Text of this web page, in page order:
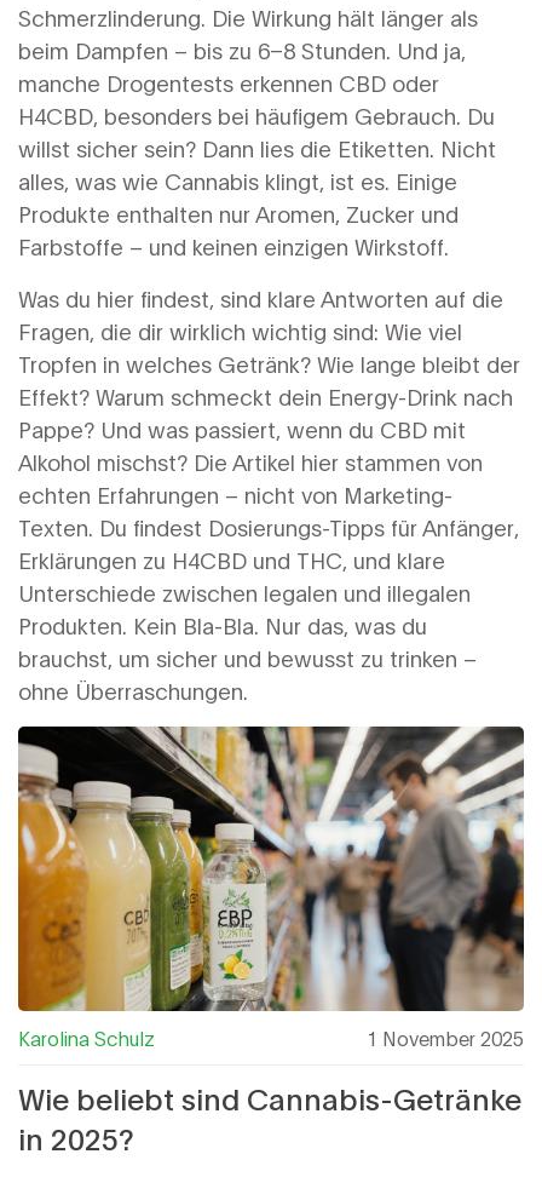
Schmerzlinderung. Die Wirkung hält länger als
beim Dampfen – bis zu 6–8 Stunden. Und ja,
manche Drogentests erkennen CBD oder
H4CBD, besonders bei häufigem Gebrauch. Du
willst sicher sein? Dann lies die Etiketten. Nicht
alles, was wie Cannabis klingt, ist es. Einige
Produkte enthalten nur Aromen, Zucker und
Farbstoffe – und keinen einzigen Wirkstoff.
Was du hier findest, sind klare Antworten auf die
Fragen, die dir wirklich wichtig sind: Wie viel
Tropfen in welches Getränk? Wie lange bleibt der
Effekt? Warum schmeckt dein Energy-Drink nach
Pappe? Und was passiert, wenn du CBD mit
Alkohol mischst? Die Artikel hier stammen von
echten Erfahrungen – nicht von Marketing-
Texten. Du findest Dosierungs-Tipps für Anfänger,
Erklärungen zu H4CBD und THC, und klare
Unterschiede zwischen legalen und illegalen
Produkten. Kein Bla-Bla. Nur das, was du
brauchst, um sicher und bewusst zu trinken –
ohne Überraschungen.
Karolina Schulz 1 November 2025
Wie beliebt sind Cannabis-Getränke
in 2025?